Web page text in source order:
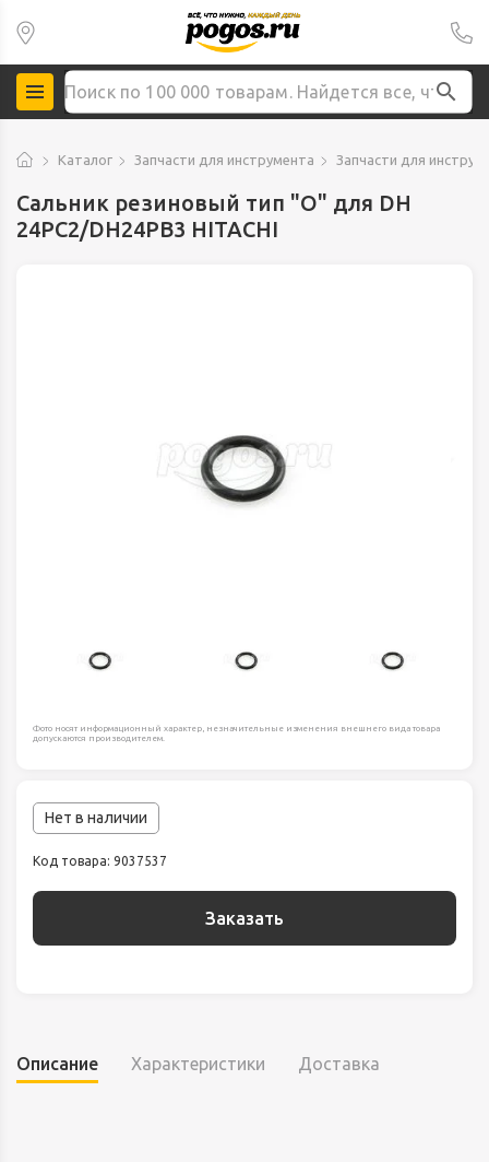
Каталог Запчасти для инструмента Запчасти для
Сальник резиновый тип "О" для DH
24PC2/DH24PB3 HITACHI
Фото носят информационный характер, незначительные изменения внешнего вида товара
допускаются производителем.
Нет в наличии
Код товара: 9037537
Заказать
Описание Характеристики Доставка